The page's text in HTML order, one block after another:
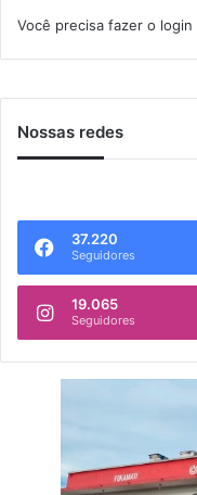
c
n
o
Você precisa fazer o login
Nossas redes
37.220
Seguidores
19.065
Seguidores